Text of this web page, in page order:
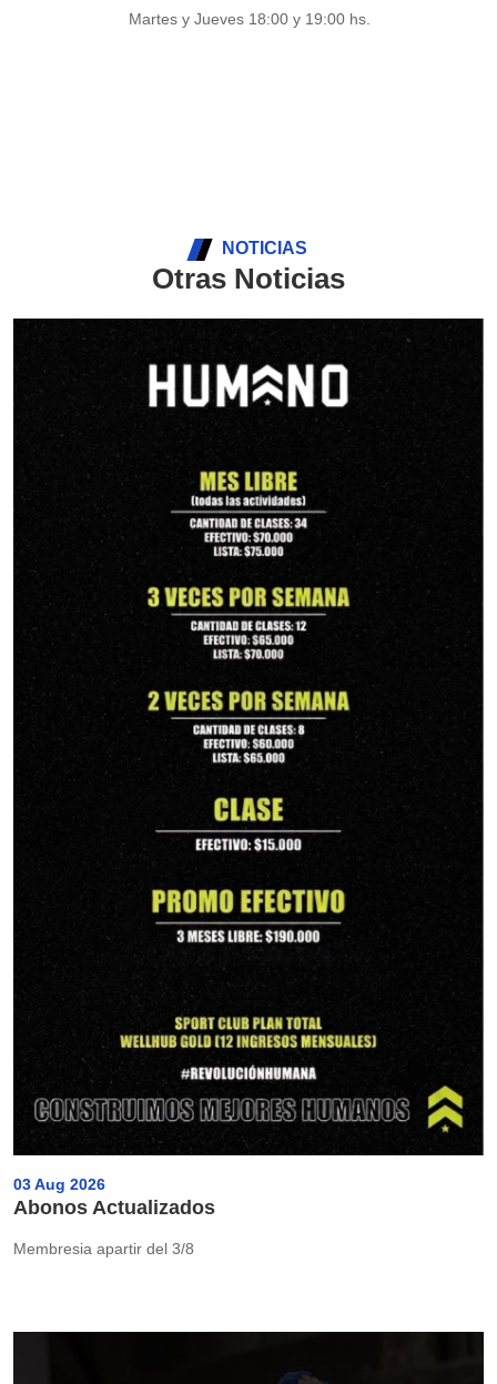
Martes y Jueves 18:00 y 19:00 hs.
NOTICIAS
Otras Noticias
03 Aug 2026
Abonos Actualizados
Membresia apartir del 3/8